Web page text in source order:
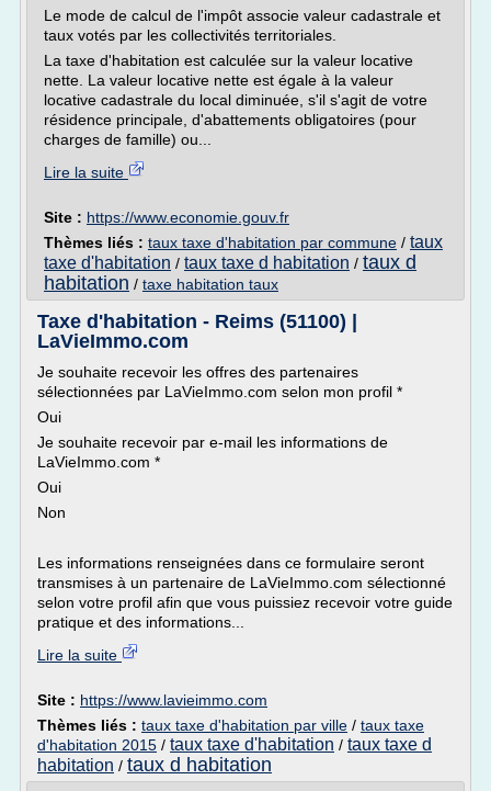
Le mode de calcul de l'impôt associe valeur cadastrale et
taux votés par les collectivités territoriales.
La taxe d'habitation est calculée sur la valeur locative
nette. La valeur locative nette est égale à la valeur
locative cadastrale du local diminuée, s'il s'agit de votre
résidence principale, d'abattements obligatoires (pour
charges de famille) ou...
Lire la suite
Site : https://www.economie.gouv.fr
Thèmes liés : taux taxe d'habitation par commune / taux
taxe d'habitation / taux taxe d habitation / taux d
habitation / taxe habitation taux
Taxe d'habitation - Reims (51100) |
LaVieImmo.com
Je souhaite recevoir les offres des partenaires
sélectionnées par LaVieImmo.com selon mon profil *
Oui
Je souhaite recevoir par e-mail les informations de
LaVieImmo.com *
Oui
Non
Les informations renseignées dans ce formulaire seront
transmises à un partenaire de LaVieImmo.com sélectionné
selon votre profil afin que vous puissiez recevoir votre guide
pratique et des informations...
Lire la suite
Site : https://www.lavieimmo.com
Thèmes liés : taux taxe d'habitation par ville / taux taxe
d'habitation 2015 / taux taxe d'habitation / taux taxe d
habitation / taux d habitation